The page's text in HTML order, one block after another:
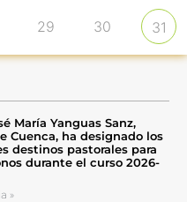
29 30 31
María Yanguas Sanz,
Cuenca, ha designado los
destinos pastorales para
durante el curso 2026-
»